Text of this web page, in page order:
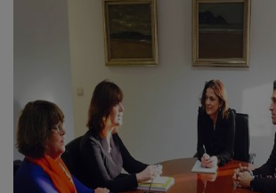
Egizu lan gurekin
eu